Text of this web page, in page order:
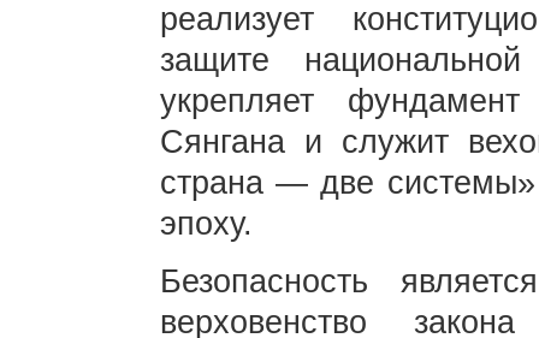
реализует
защите
укрепляет
Сянгана и служит
страна — две
эпоху.
Безопасность
верховенство